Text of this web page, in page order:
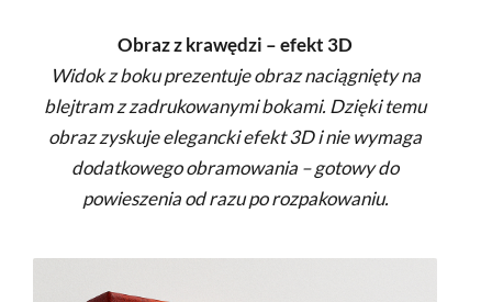
Obraz z krawędzi – efekt 3D
Widok z boku prezentuje obraz naciągnięty na
blejtram z zadrukowanymi bokami. Dzięki temu
obraz zyskuje elegancki efekt 3D i nie wymaga
dodatkowego obramowania – gotowy do
powieszenia od razu po rozpakowaniu.